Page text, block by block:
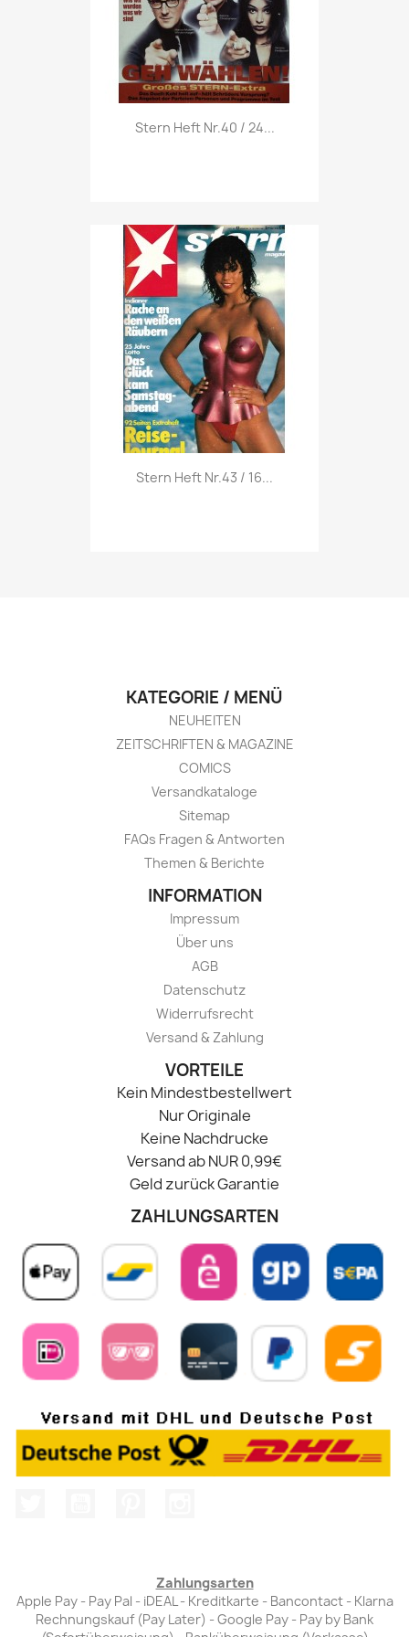
Vorschau
Stern Heft Nr.40 / 24...
Vorschau
Stern Heft Nr.43 / 16...
KATEGORIE / MENÜ
NEUHEITEN
ZEITSCHRIFTEN & MAGAZINE
COMICS
Versandkataloge
Sitemap
FAQs Fragen & Antworten
Themen & Berichte
INFORMATION
Impressum
Über uns
AGB
Datenschutz
Widerrufsrecht
Versand & Zahlung
VORTEILE
Kein Mindestbestellwert
Nur Originale
Keine Nachdrucke
Versand ab NUR 0,99€
Geld zurück Garantie
ZAHLUNGSARTEN
Zahlungsarten
Apple Pay - Pay Pal - iDEAL - Kreditkarte - Bancontact - Klarna
Rechnungskauf (Pay Later) - Google Pay - Pay by Bank